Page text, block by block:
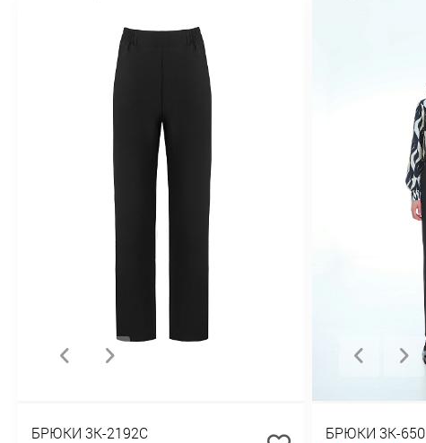
БРЮКИ 3К-2192С БРЮКИ 3К-650